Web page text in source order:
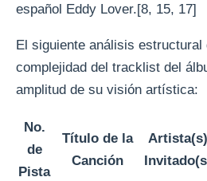
español Eddy Lover.[8, 15, 17]
El siguiente análisis estructural
complejidad del tracklist del
amplitud de su visión artística:
No.
de
Pista
Título de la
Canción
Artista(s)